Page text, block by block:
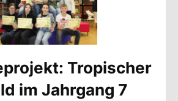
Tropischer
im Jahrgang 7